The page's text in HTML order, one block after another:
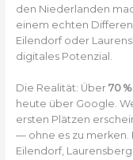
den Niederlanden
einem echten
Eilendorf oder
digitales Potenzial.
Die Realität: Über 70
heute über Google.
ersten Plätzen
— ohne es zu merken.
Eilendorf,